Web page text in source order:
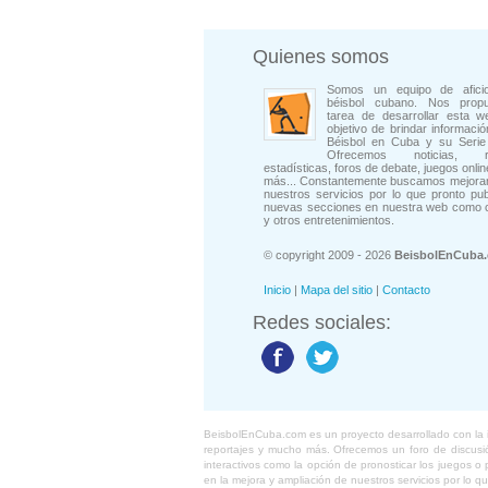
Quienes somos
Somos un equipo de
béisbol cubano. Nos
tarea de desarrollar esta
objetivo de brindar
Béisbol en Cuba y su Serie
Ofrecemos noticias,
estadísticas, foros de debate, juegos
más... Constantemente buscamos
nuestros servicios por lo que pronto
nuevas secciones en nuestra web como
y otros entretenimientos.
© copyright 2009 - 2026
Inicio | Mapa del sitio | Contacto
Redes sociales:
BeisbolEnCuba.com es un proyecto desarrollado con
reportajes y mucho más. Ofrecemos un foro de
interactivos como la opción de pronosticar los juegos
en la mejora y ampliación de nuestros servicios por lo